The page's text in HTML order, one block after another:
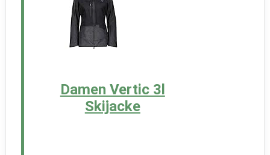
Damen Vertic 3l
Skijacke